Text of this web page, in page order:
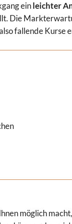
einleichter
Die
fallende Kurse
möglich